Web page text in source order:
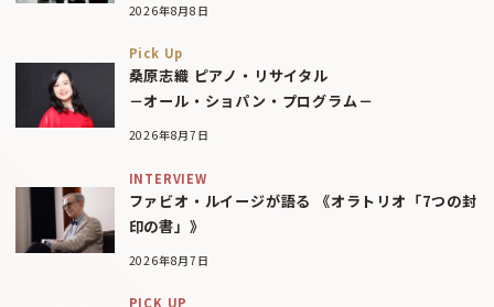
2026年8月8日
Pick Up
桑原志織 ピアノ・リサイタル
－オール・ショパン・プログラム－
2026年8月7日
INTERVIEW
ファビオ・ルイージが語る 《オラトリオ「7つの封
印の書」》
2026年8月7日
PICK UP